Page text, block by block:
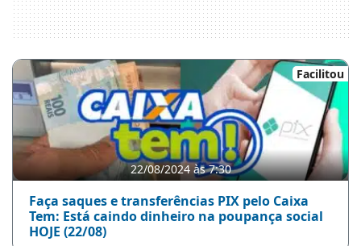
Facilitou
22/08/2024 às 7:30
Faça saques e transferências PIX pelo Caixa
Tem: Está caindo dinheiro na poupança social
HOJE (22/08)